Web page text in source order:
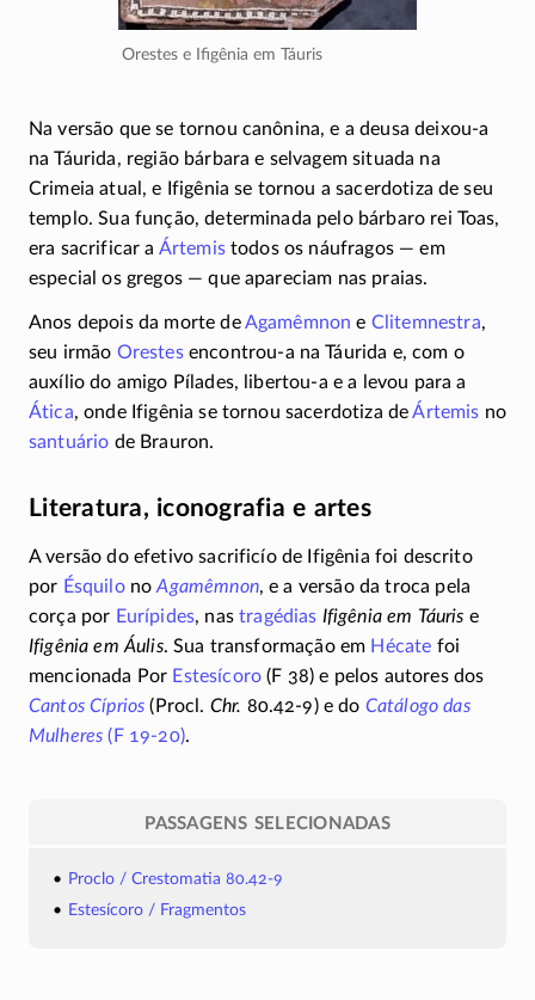
Orestes e Ifigênia em Táuris
Na versão que se tornou canônina, e a deusadeixou-a
na Táurida, região bárbara e selvagem situada na
Crimeia atual, e Ifigênia se tornou a sacerdotiza de seu
templo. Sua função, determinada pelo bárbaro rei Toas,
era sacrificar a Ártemistodos os náufragos — em
especial os gregos — que apareciam nas praias.
Anos depois da morte deAgamêmnon e Clitemnestra,
seu irmão Orestes encontrou-a na Táurida e, com o
auxílio do amigo Pílades,
libertou-a e a levou para a
Ática, onde Ifigênia se tornou sacerdotiza deÁrtemis no
santuário de Brauron.
Literatura, iconografia e artes
A versão do efetivo sacrificío de Ifigênia foi descrito
por ÉsquilonoAgamêmnon, e a versão da troca pela
corça por Eurípides, nastragédias Ifigênia em Táuris e
Ifigênia em Áulis. Sua transformação em Hécate foi
mencionada Por Estesícoro (F 38) e pelos autores dos
Cantos Cíprios (Procl. Chr. 80.42-9)e do Catálogo das
Mulheres (F 19-20).
PASSAGENS SELECIONADAS
Proclo / Crestomatia 80.42-9
Estesícoro / Fragmentos